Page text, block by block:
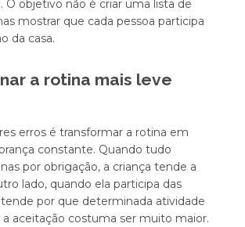
O objetivo não é criar uma lista de
mostrar que cada pessoa participa
da casa.
a rotina mais leve
erros é transformar a rotina em
constante. Quando tudo
por obrigação, a criança tende a
lado, quando ela participa das
por que determinada atividade
aceitação costuma ser muito maior.